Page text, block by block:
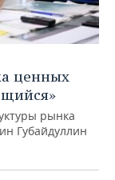
ценных
рынка
Губайдуллин